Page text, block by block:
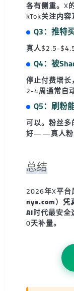
各有侧重。X
kTok关注内容
Q3：推特
真人$2.5-
Q4：被
停止付费增长
2-4周通常自
Q5：刷粉
可以。粉丝
好——真人粉
总结
2026年X平台
nya.com）凭
AI时代最安全
0天补量。